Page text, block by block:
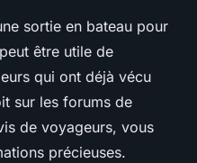
sortie en bateau pour
être utile de
qui ont déjà vécu
sur les forums de
de voyageurs, vous
précieuses.